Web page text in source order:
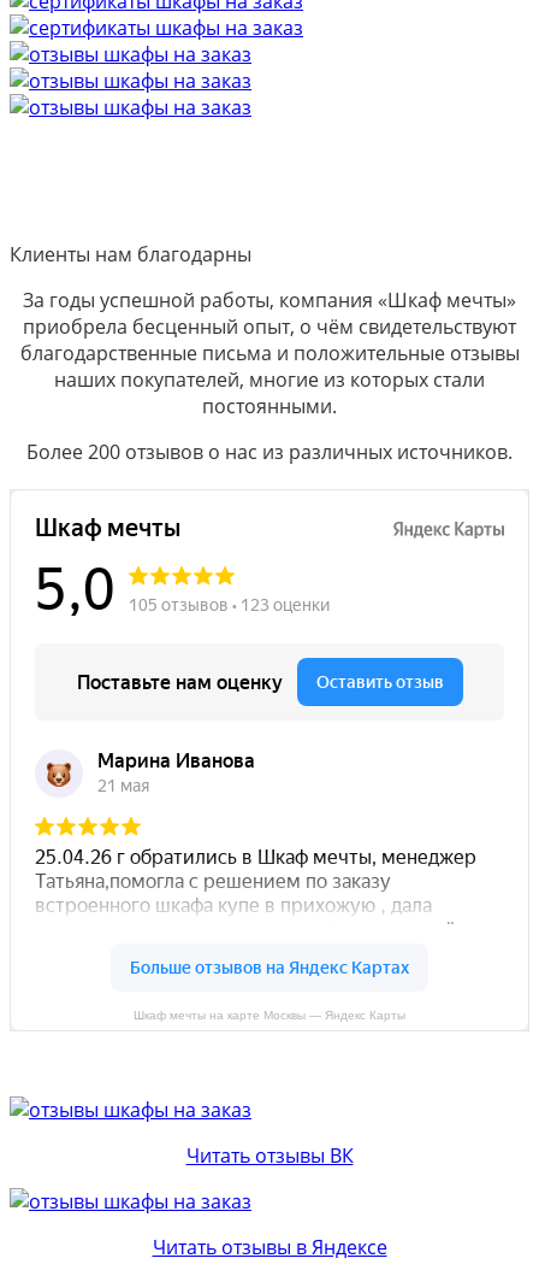
Клиенты нам благодарны
За годы успешной работы, компания «Шкаф мечты»
приобрела бесценный опыт, о чём свидетельствуют
благодарственные письма и положительные отзывы
наших покупателей, многие из которых стали
постоянными.
Более 200 отзывов о нас из различных источников.
Шкаф мечты на карте Москвы — Яндекс Карты
Читать отзывы ВК
Читать отзывы в Яндексе